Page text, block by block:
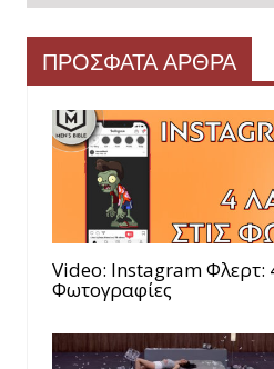
ΠΡΟΣΦΑΤΑ ΑΡΘΡΑ
Video: Instagram Φλερτ:
Φωτογραφίες